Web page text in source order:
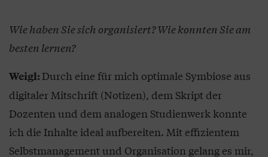
Wie haben Sie sich organisiert? Wie konnten Sie am
besten lernen?
Weigl:Durch eine für mich optimale Symbiose aus
digitaler Mitschrift (Notizen), dem Skript der
Dozenten und dem analogen Studienwerk konnte
ich die Inhalte ideal aufbereiten. Mit effizientem
Selbstmanagement und Organisation gelang es mir,